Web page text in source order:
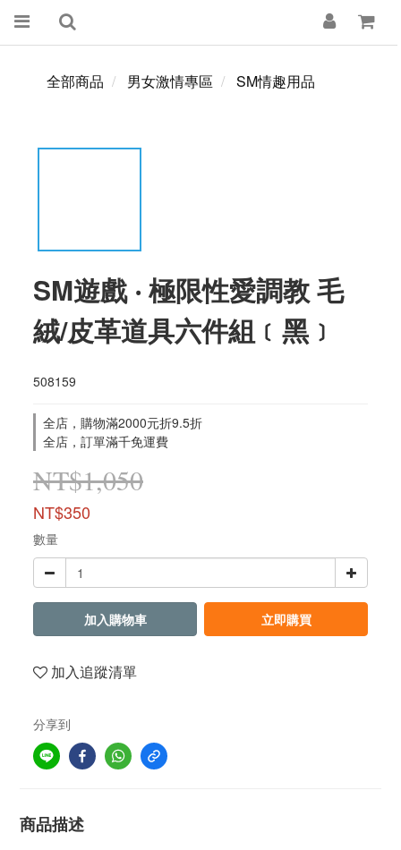
全部商品 男女激情專區 SM情趣用品
SM遊戲 ‧ 極限性愛調教 毛
絨/皮革道具六件組﹝黑﹞
508159
全店，購物滿2000元折9.5折
全店，訂單滿千免運費
NT$1,050
NT$350
數量
加入購物車 立即購買
加入追蹤清單
分享到
商品描述